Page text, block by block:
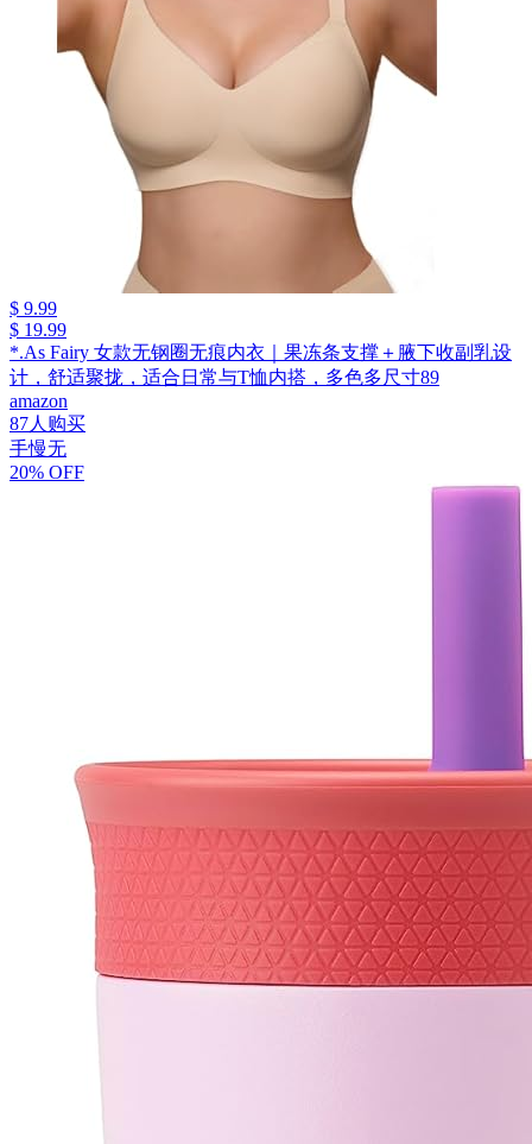
$ 9.99
$ 19.99
*.As Fairy 女款无钢圈无痕内衣｜果冻条支撑＋腋下收副乳设
计，舒适聚拢，适合日常与T恤内搭，多色多尺寸89
amazon
87人购买
手慢无
20% OFF